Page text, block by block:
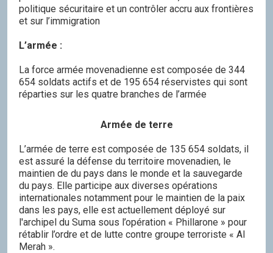
politique sécuritaire et un contrôler accru aux frontières
et sur l’immigration
L’armée :
La force armée movenadienne est composée de 344
654 soldats actifs et de 195 654 réservistes qui sont
réparties sur les quatre branches de l’armée
Armée de terre
L’armée de terre est composée de 135 654 soldats, il
est assuré la défense du territoire movenadien, le
maintien de du pays dans le monde et la sauvegarde
du pays. Elle participe aux diverses opérations
internationales notamment pour le maintien de la paix
dans les pays, elle est actuellement déployé sur
l'archipel du Suma sous l’opération « Phillarone » pour
rétablir l’ordre et de lutte contre groupe terroriste « Al
Merah ».